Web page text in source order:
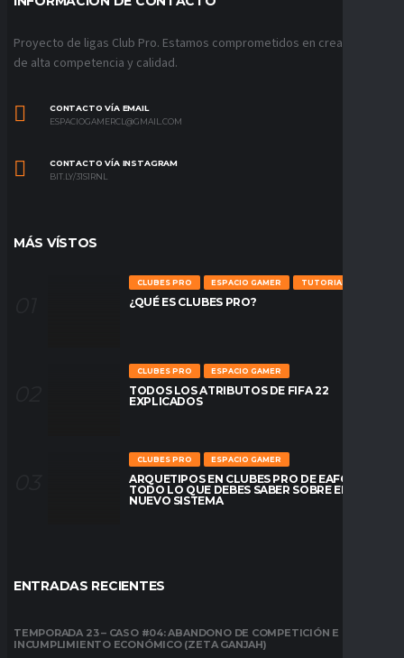
Proyecto de ligas Club Pro. Estamos comprometidos en crear ligas
de alta competencia y calidad.
CONTACTO VÍA EMAIL
ESPACIOGAMERCL@GMAIL.COM
CONTACTO VÍA INSTAGRAM
BIT.LY/31S1RNL
MÁS VÍSTOS
CLUBES PRO ESPACIO GAMER TUTORIALES
¿QUÉ ES CLUBES PRO?
CLUBES PRO ESPACIO GAMER
TODOS LOS ATRIBUTOS DE FIFA 22
EXPLICADOS
CLUBES PRO ESPACIO GAMER
ARQUETIPOS EN CLUBES PRO DE EAFC26:
TODO LO QUE DEBES SABER SOBRE EL
NUEVO SISTEMA
ENTRADAS RECIENTES
TEMPORADA 23 – CASO #04: ABANDONO DE COMPETICIÓN E
INCUMPLIMIENTO ECONÓMICO (ZETA GANJAH)